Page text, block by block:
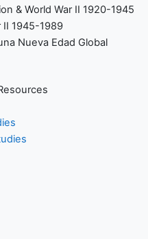
& World War II 1920-1945
II 1945-1989
Nueva Edad Global